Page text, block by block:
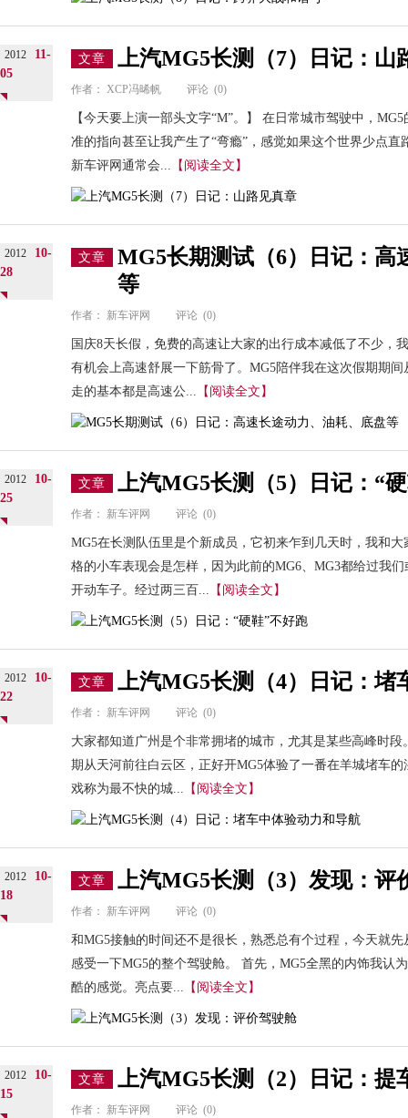
2012
11-
05
文章 上汽MG5长测（7）日记：山
作者： XCP冯晞帆 评论 (0)
【今天要上演一部头文字“M”。】 在日常城市驾驶中，
准的指向甚至让我产生了“弯瘾”，感觉如果这个世界少点
新车评网通常会... 【阅读全文】
2012
10-
28
文章
MG5长期测试（6）日记：高
等
作者： 新车评网 评论 (0)
国庆8天长假，免费的高速让大家的出行成本减低了不少，
有机会上高速舒展一下筋骨了。MG5陪伴我在这次假期期
走的基本都是高速公... 【阅读全文】
2012
10-
25
文章 上汽MG5长测（5）日记：“
作者： 新车评网 评论 (0)
MG5在长测队伍里是个新成员，它初来乍到几天时，我和
格的小车表现会是怎样，因为此前的MG6、MG3都给过我
开动车子。经过两三百... 【阅读全文】
2012
10-
22
文章 上汽MG5长测（4）日记：堵
作者： 新车评网 评论 (0)
大家都知道广州是个非常拥堵的城市，尤其是某些高峰时
期从天河前往白云区，正好开MG5体验了一番在羊城堵车
戏称为最不快的城... 【阅读全文】
2012
10-
18
文章 上汽MG5长测（3）发现：评
作者： 新车评网 评论 (0)
和MG5接触的时间还不是很长，熟悉总有个过程，今天就
感受一下MG5的整个驾驶舱。 首先，MG5全黑的内饰我认
酷的感觉。亮点要... 【阅读全文】
2012
10-
15
文章 上汽MG5长测（2）日记：提
作者： 新车评网 评论 (0)